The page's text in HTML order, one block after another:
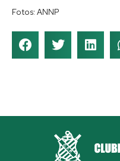
Fotos: ANNP